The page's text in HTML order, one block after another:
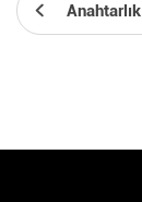
Anahtarlık